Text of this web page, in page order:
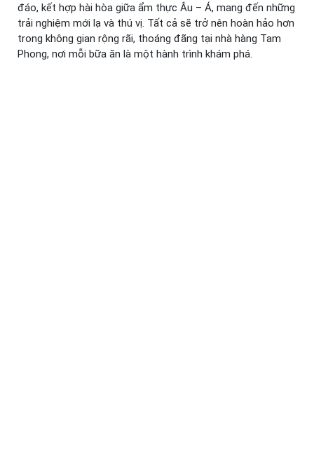
đáo, kết hợp hài hòa giữa ẩm thực Âu – Á, mang đến những
trải nghiệm mới lạ và thú vị. Tất cả sẽ trở nên hoàn hảo hơn
trong không gian rộng rãi, thoáng đãng tại nhà hàng Tam
Phong, nơi mỗi bữa ăn là một hành trình khám phá.